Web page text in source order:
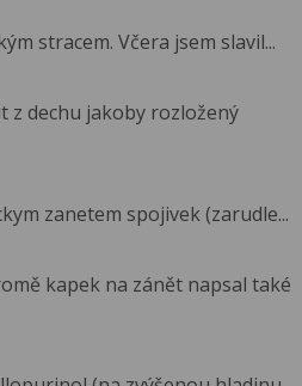
stracem. Včera jsem slavil...
z dechu jakoby rozložený
zanetem spojivek (zarudle...
kapek na zánět napsal také